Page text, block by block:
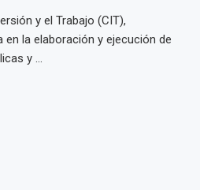
y el Trabajo (CIT),
la elaboración y ejecución de
y ...